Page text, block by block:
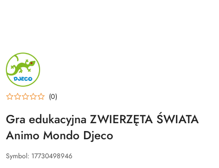
NAZWA
PRODUCENTA:
DJECO
(0)
Gra edukacyjna ZWIERZĘTA ŚWIATA
Animo Mondo Djeco
Symbol: 17730498946